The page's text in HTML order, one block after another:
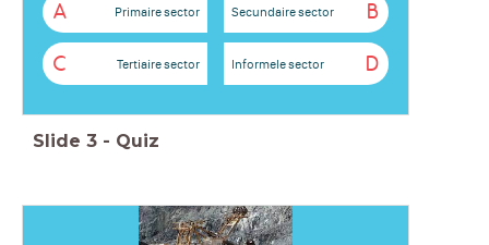
A Primaire sector B
Secundaire sector
C Tertiaire sector D
Informele sector
Slide 3 - Quiz